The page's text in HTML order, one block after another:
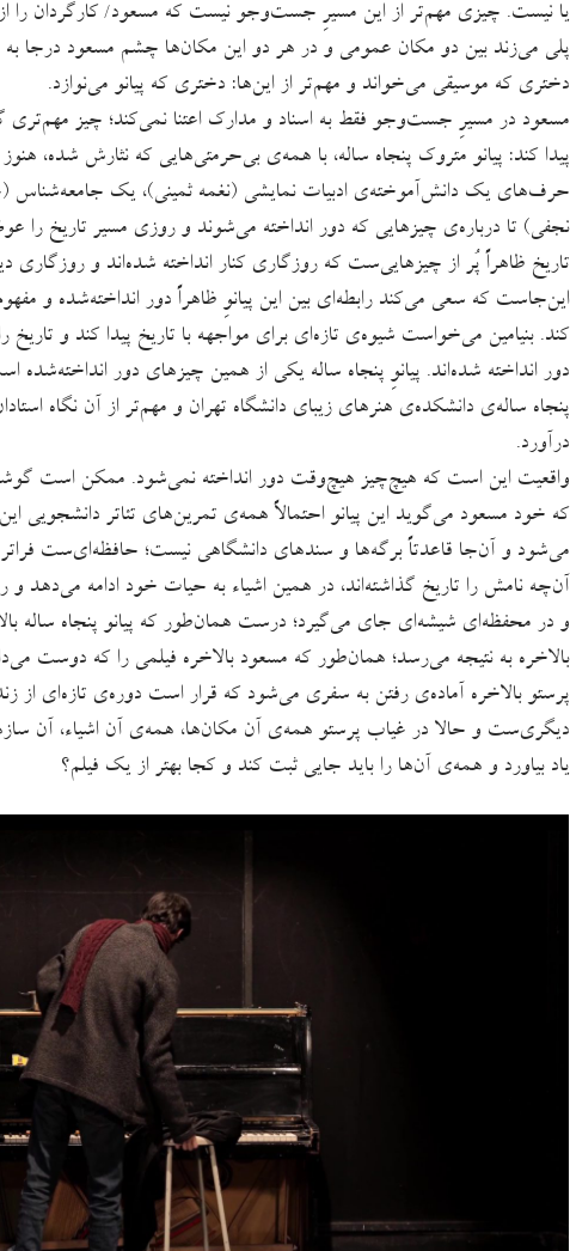
یا نیست. چیزی مهم‌تر از این مسیرِ جست‌وجو نیست که مسعود/ کارگردان را از
پلی می‌زند بین دو مکان عمومی و در هر دو این مکان‌ها چشم مسعود درجا به
دختری که موسیقی می‌خواند و مهم‌تر از این‌ها: دختری که پیانو می‌نوازد.
مسعود در مسیرِ جست‌وجو فقط به اسناد و مدارک اعتنا نمی‌کند؛ چیز
پیدا کند: پیانو متروک پنجاه ساله، با همه‌ی بی‌حرمتی‌هایی که نثارش شده،
حرف‌های یک دانش‌آموخته‌ی ادبیات نمایشی (نغمه ثمینی)، یک
نجفی) تا درباره‌ی چیزهایی که دور انداخته می‌شوند و روزی مسیر تاریخ را
تاریخ ظاهراً پُر از چیزهایی‌ست که روزگاری کنار انداخته شده‌اند و روزگاری
این‌جاست که سعی می‌کند رابطه‌ای بین این پیانوِ ظاهراً دور انداخته‌شده و مفهوم
کند. بنیامین می‌خواست شیوه‌ی تازه‌ای برای مواجهه با تاریخ پیدا کند و
دور انداخته شده‌اند. پیانوِ پنجاه ساله یکی از همین چیزهای دور
پنجاه ساله‌ی دانشکده‌ی هنرهای زیبای دانشگاه تهران و مهم‌تر از آن نگاه
درآورد.
واقعیت این است که هیچ‌چیز هیچ‌وقت دور انداخته نمی‌شود. ممکن است
که خود مسعود می‌گوید این پیانو احتمالاً همه‌ی تمرین‌های تئاتر دانشجویی
می‌شود و آن‌جا قاعدتاً برگه‌ها و سندهای دانشگاهی نیست؛ حافظه‌ای‌ست فراتر
آن‌چه نامش را تاریخ گذاشته‌اند، در همین اشیاء به حیات خود ادامه می‌دهد
و در محفظه‌ای شیشه‌ای جای می‌گیرد؛ درست همان‌طور که پیانو پنجاه ساله
بالاخره به نتیجه می‌رسد؛ همان‌طور که مسعود بالاخره فیلمی را که دوست
پرستو بالاخره آماده‌ی رفتن به سفری می‌شود که قرار است دوره‌ی تازه‌ای
دیگری‌ست و حالا در غیاب پرستو همه‌ی آن مکان‌ها، همه‌ی آن اشیاء، آن
یاد بیاورد و همه‌ی آن‌ها را باید جایی ثبت کند و کجا بهتر از یک فیلم‌؟